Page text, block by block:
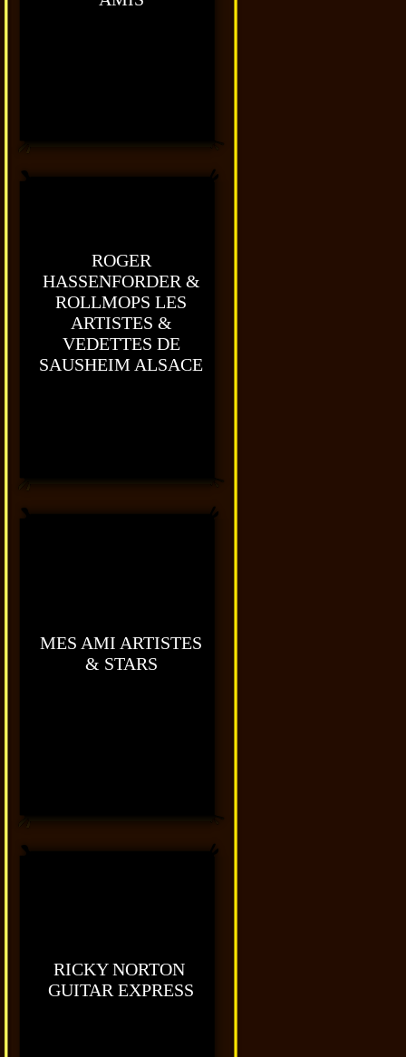
ROGER
HASSENFORDER &
ROLLMOPS LES
ARTISTES &
VEDETTES DE
SAUSHEIM ALSACE
MES AMI ARTISTES
& STARS
RICKY NORTON
GUITAR EXPRESS